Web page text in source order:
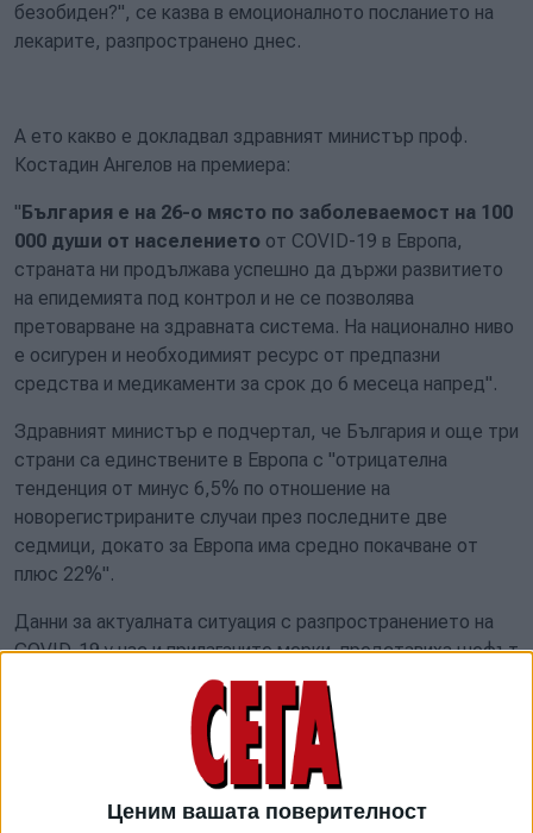
Ценим вашата поверителност
безобиден?", се казва в емоционалното посланието на
лекарите, разпространено днес.
А ето какво е докладвал здравният министър проф.
Костадин Ангелов на премиера:
"България е на 26-о място по заболеваемост на 100
000 души от населението от COVID-19 в Европа,
страната ни продължава успешно да държи развитието
на епидемията под контрол и не се позволява
претоварване на здравната система. На национално ниво
е осигурен и необходимият ресурс от предпазни
средства и медикаменти за срок до 6 месеца напред".
Здравният министър е подчертал, че България и още три
страни са единствените в Европа с "отрицателна
тенденция от минус 6,5% по отношение на
новорегистрираните случаи през последните две
седмици, докато за Европа има средно покачване от
плюс 22%".
Данни за актуалната ситуация с разпространението на
COVID-19 у нас и прилаганите мерки представиха шефът
на НОЩ проф. Венцислав Мутафчийски, директорът на
Националния център по заразни и паразитни болести
проф. Тодор Кантарджиев, директорът на столичната
РЗИ д-р Данчо Пенчев, директорът на „Пирогов“ проф.
Асен Балтов и министърът на финансите Кирил Ананиев,
гласи съобщението от МС, но не става ясно какви са